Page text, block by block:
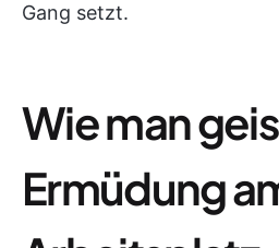
Gang setzt.
Wie man
Ermüdung